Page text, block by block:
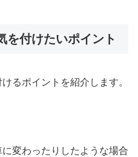
を付けたいポイント
るポイントを紹介します。
変わったりしたような場合